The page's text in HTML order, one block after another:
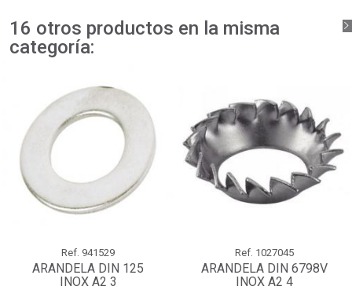
16 otros productos en la misma
categoría:
Ref. 941529
ARANDELA DIN 125
INOX A2 3
Ref. 1027045
ARANDELA DIN 6798V
INOX A2 4